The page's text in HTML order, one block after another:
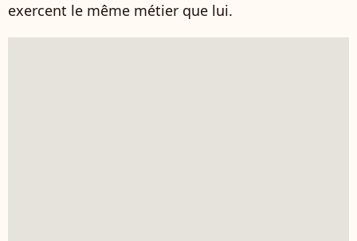
exercent le même métier que lui.